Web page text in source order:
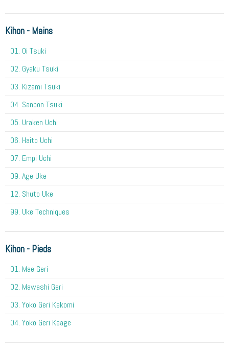
Kihon - Mains
O1. Oi Tsuki
02. Gyaku Tsuki
03. Kizami Tsuki
04. Sanbon Tsuki
05. Uraken Uchi
06. Haito Uchi
07. Empi Uchi
09. Age Uke
12. Shuto Uke
99. Uke Techniques
Kihon - Pieds
01. Mae Geri
02. Mawashi Geri
03. Yoko Geri Kekomi
04. Yoko Geri Keage